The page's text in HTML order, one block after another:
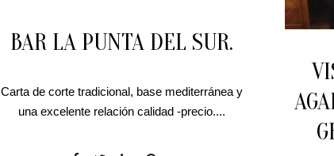
BAR LA PUNTA DEL SUR.
Carta de corte tradicional, base mediterránea y
una excelente relación calidad -precio....